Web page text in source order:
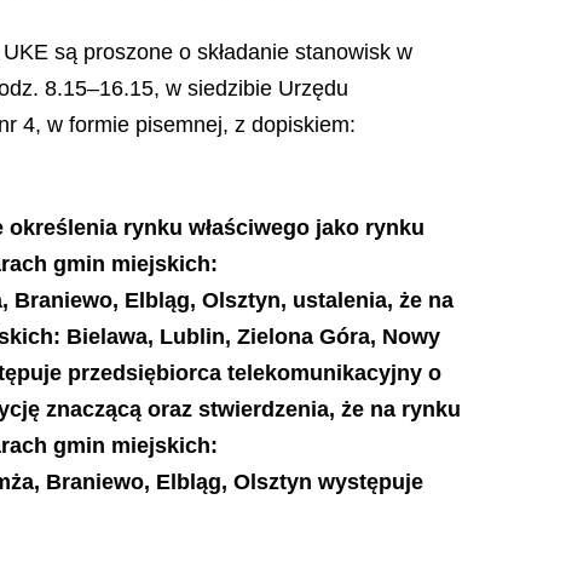
są proszone o składanie stanowisk w
8.15–16.15, w siedzibie Urzędu
4, w formie pisemnej, z dopiskiem:
rynku właściwego jako rynku
gmin miejskich:
Braniewo, Elbląg, Olsztyn, ustalenia, że na
Bielawa, Lublin, Zielona Góra, Nowy
przedsiębiorca telekomunikacyjny o
znaczącą oraz stwierdzenia, że na rynku
gmin miejskich:
Braniewo, Elbląg, Olsztyn występuje